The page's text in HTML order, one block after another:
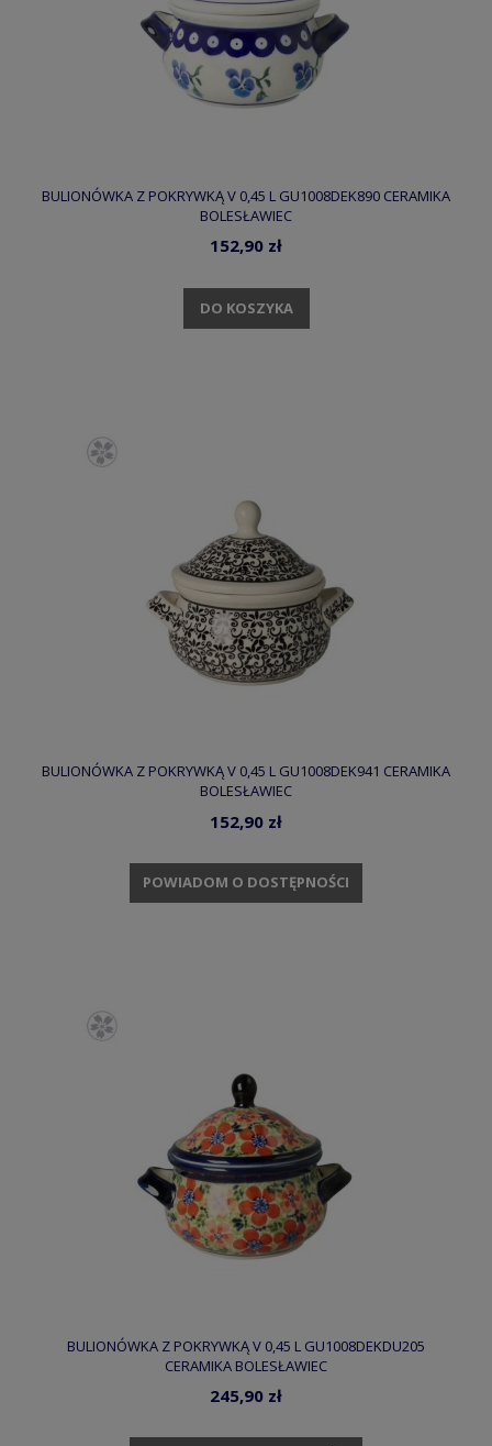
BULIONÓWKA Z POKRYWKĄ V 0,45 L GU1008DEK890 CERAMIKA
BOLESŁAWIEC
152,90 zł
DO KOSZYKA
BULIONÓWKA Z POKRYWKĄ V 0,45 L GU1008DEK941 CERAMIKA
BOLESŁAWIEC
152,90 zł
POWIADOM O DOSTĘPNOŚCI
BULIONÓWKA Z POKRYWKĄ V 0,45 L GU1008DEKDU205
CERAMIKA BOLESŁAWIEC
245,90 zł